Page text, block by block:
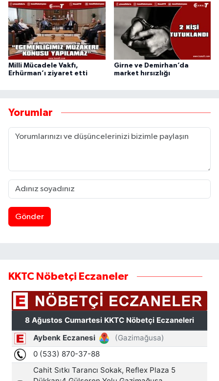
Milli Mücadele Vakfı,
Erhürman’ı ziyaret etti
Girne ve Demirhan’da
market hırsızlığı
Yorumlar
Gönder
KKTC Nöbetçi Eczaneler